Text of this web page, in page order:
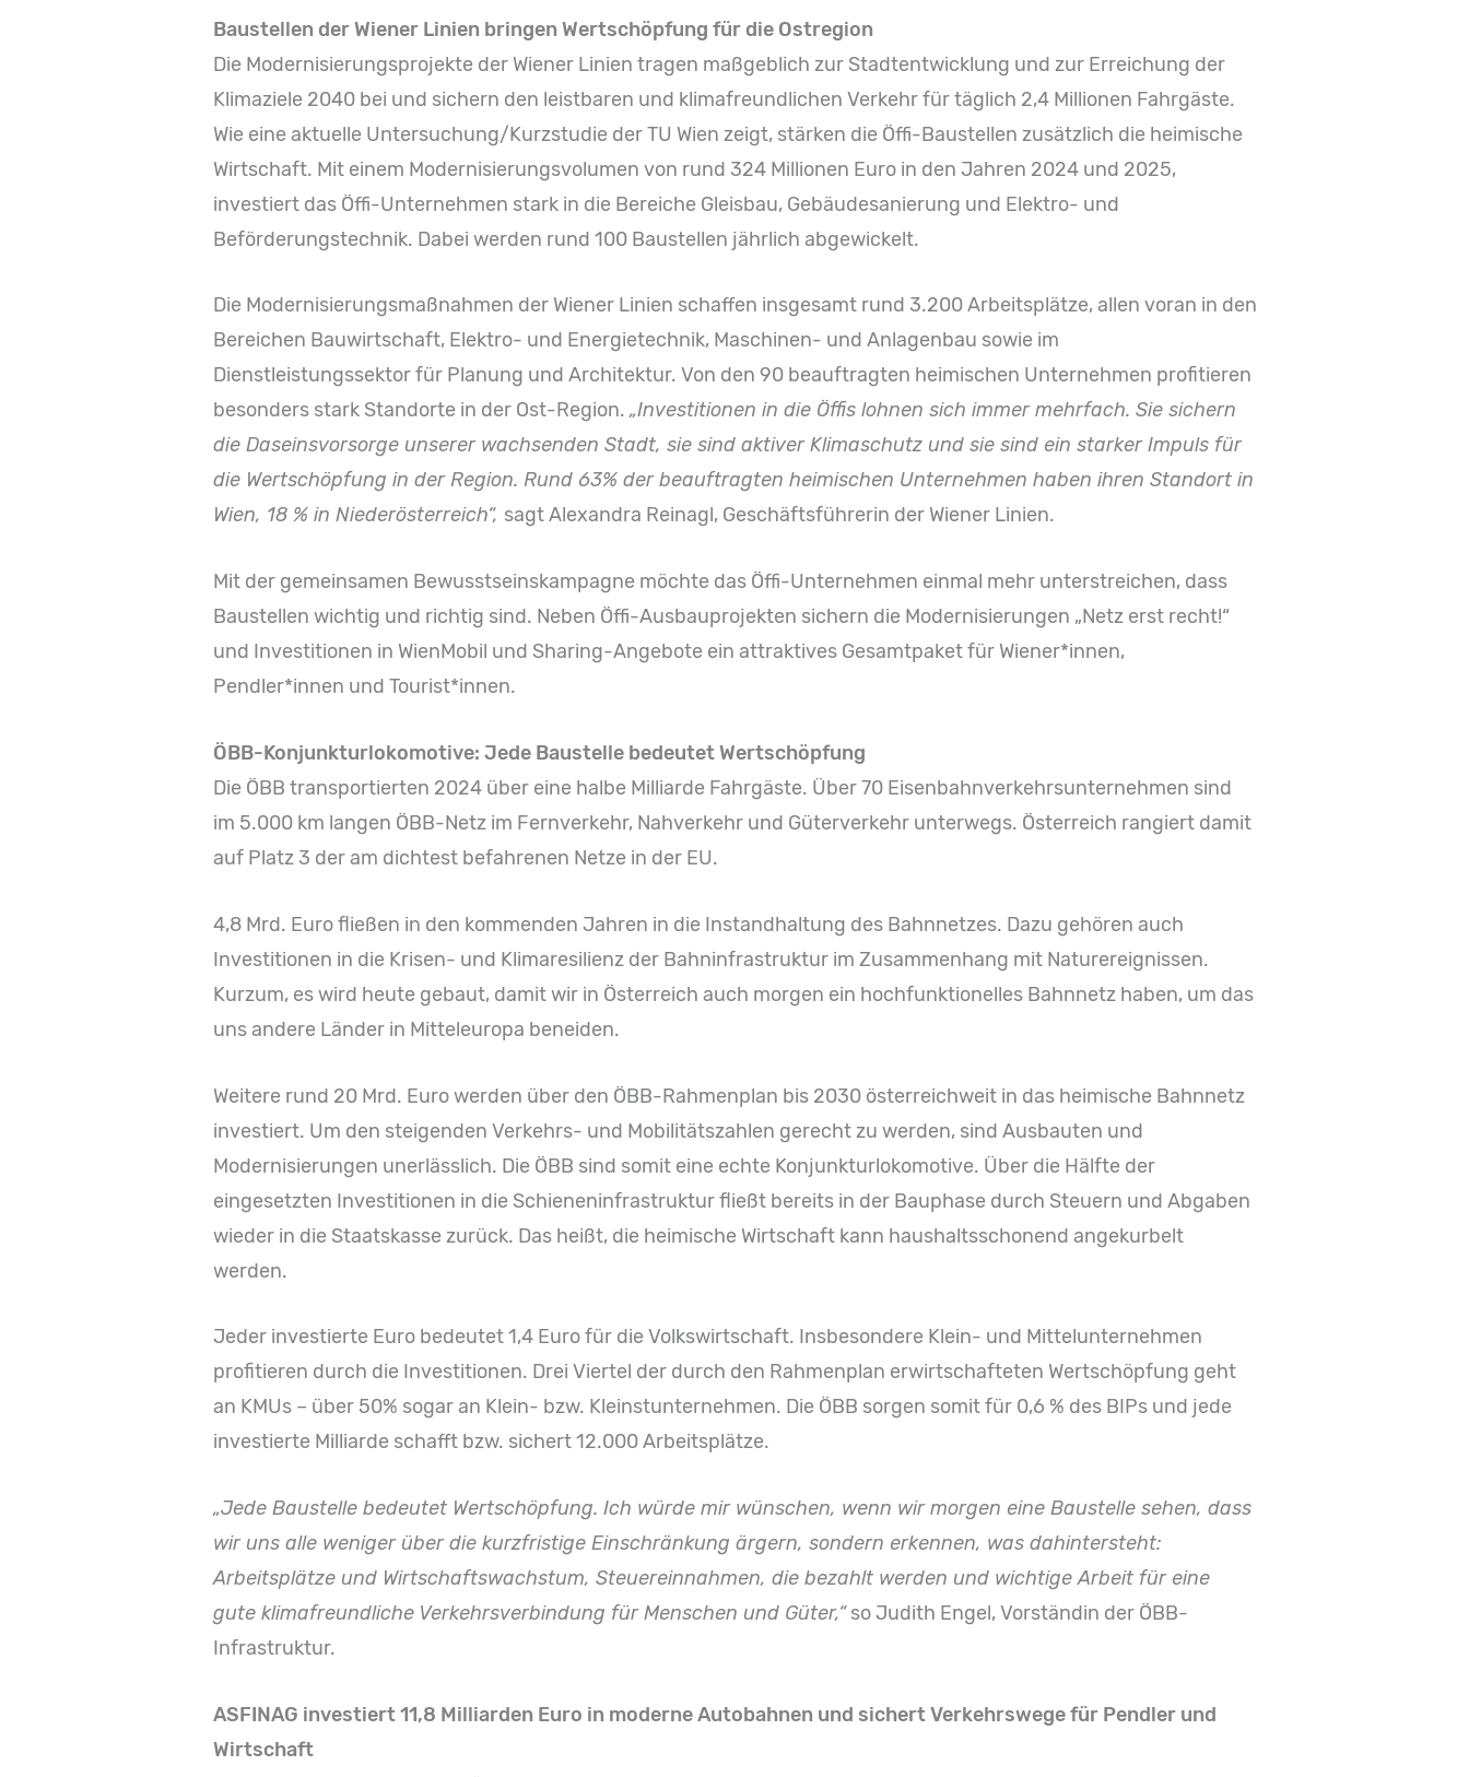
Baustellen der Wiener Linien bringen Wertschöpfung für die Ostregion
Die Modernisierungsprojekte der Wiener Linien tragen maßgeblich zur Stadtentwicklung und zur Erreichung der
Klimaziele 2040 bei und sichern den leistbaren und klimafreundlichen Verkehr für täglich 2,4 Millionen Fahrgäste.
Wie eine aktuelle Untersuchung/Kurzstudie der TU Wien zeigt, stärken die Öffi-Baustellen zusätzlich die heimische
Wirtschaft. Mit einem Modernisierungsvolumen von rund 324 Millionen Euro in den Jahren 2024 und 2025,
investiert das Öffi-Unternehmen stark in die Bereiche Gleisbau, Gebäudesanierung und Elektro- und
Beförderungstechnik. Dabei werden rund 100 Baustellen jährlich abgewickelt.
Die Modernisierungsmaßnahmen der Wiener Linien schaffen insgesamt rund 3.200 Arbeitsplätze, allen voran in den
Bereichen Bauwirtschaft, Elektro- und Energietechnik, Maschinen- und Anlagenbau sowie im
Dienstleistungssektor für Planung und Architektur. Von den 90 beauftragten heimischen Unternehmen profitieren
besonders stark Standorte in der Ost-Region. „Investitionen in die Öffis lohnen sich immer mehrfach. Sie sichern
die Daseinsvorsorge unserer wachsenden Stadt, sie sind aktiver Klimaschutz und sie sind ein starker Impuls für
die Wertschöpfung in der Region. Rund 63% der beauftragten heimischen Unternehmen haben ihren Standort in
Wien, 18 % in Niederösterreich“, sagt Alexandra Reinagl, Geschäftsführerin der Wiener Linien.
Mit der gemeinsamen Bewusstseinskampagne möchte das Öffi-Unternehmen einmal mehr unterstreichen, dass
Baustellen wichtig und richtig sind. Neben Öffi-Ausbauprojekten sichern die Modernisierungen „Netz erst recht!“
und Investitionen in WienMobil und Sharing-Angebote ein attraktives Gesamtpaket für Wiener*innen,
Pendler*innen und Tourist*innen.
ÖBB-Konjunkturlokomotive: Jede Baustelle bedeutet Wertschöpfung
Die ÖBB transportierten 2024 über eine halbe Milliarde Fahrgäste. Über 70 Eisenbahnverkehrsunternehmen sind
im 5.000 km langen ÖBB-Netz im Fernverkehr, Nahverkehr und Güterverkehr unterwegs. Österreich rangiert damit
auf Platz 3 der am dichtest befahrenen Netze in der EU.
4,8 Mrd. Euro fließen in den kommenden Jahren in die Instandhaltung des Bahnnetzes. Dazu gehören auch
Investitionen in die Krisen- und Klimaresilienz der Bahninfrastruktur im Zusammenhang mit Naturereignissen.
Kurzum, es wird heute gebaut, damit wir in Österreich auch morgen ein hochfunktionelles Bahnnetz haben, um das
uns andere Länder in Mitteleuropa beneiden.
Weitere rund 20 Mrd. Euro werden über den ÖBB-Rahmenplan bis 2030 österreichweit in das heimische Bahnnetz
investiert. Um den steigenden Verkehrs- und Mobilitätszahlen gerecht zu werden, sind Ausbauten und
Modernisierungen unerlässlich. Die ÖBB sind somit eine echte Konjunkturlokomotive. Über die Hälfte der
eingesetzten Investitionen in die Schieneninfrastruktur fließt bereits in der Bauphase durch Steuern und Abgaben
wieder in die Staatskasse zurück. Das heißt, die heimische Wirtschaft kann haushaltsschonend angekurbelt
werden.
Jeder investierte Euro bedeutet 1,4 Euro für die Volkswirtschaft. Insbesondere Klein- und Mittelunternehmen
profitieren durch die Investitionen. Drei Viertel der durch den Rahmenplan erwirtschafteten Wertschöpfung geht
an KMUs – über 50% sogar an Klein- bzw. Kleinstunternehmen. Die ÖBB sorgen somit für 0,6 % des BIPs und jede
investierte Milliarde schafft bzw. sichert 12.000 Arbeitsplätze.
„Jede Baustelle bedeutet Wertschöpfung. Ich würde mir wünschen, wenn wir morgen eine Baustelle sehen, dass
wir uns alle weniger über die kurzfristige Einschränkung ärgern, sondern erkennen, was dahintersteht:
Arbeitsplätze und Wirtschaftswachstum, Steuereinnahmen, die bezahlt werden und wichtige Arbeit für eine
gute klimafreundliche Verkehrsverbindung für Menschen und Güter,“so Judith Engel, Vorständin der ÖBB-
Infrastruktur.
ASFINAG investiert 11,8 Milliarden Euro in moderne Autobahnen und sichert Verkehrswege für Pendler und
Wirtschaft